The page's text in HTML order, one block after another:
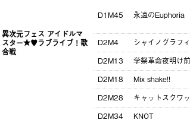
異次元フェス アイドルマ
スター★♥ラブライブ！歌
合戦
D1M45 永遠のEuphoria
D2M4
シャイノグラフィ
D2M13
学祭革命夜明け前
D2M18
Mix shake!!
D2M28
キャットスクワ
D2M34
KNOT